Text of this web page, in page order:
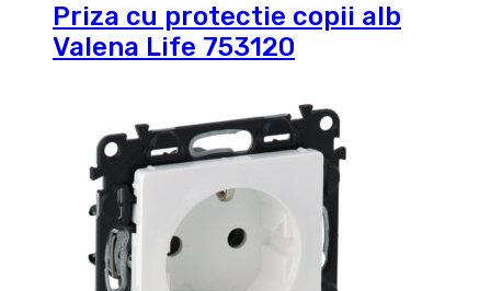
Priza cu protectie copii alb
Valena Life 753120